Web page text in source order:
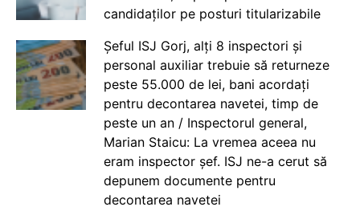
candidaților pe posturi titularizabile
Șeful ISJ Gorj, alți 8 inspectori și
personal auxiliar trebuie să returneze
peste 55.000 de lei, bani acordați
pentru decontarea navetei, timp de
peste un an / Inspectorul general,
Marian Staicu: La vremea aceea nu
eram inspector șef. ISJ ne-a cerut să
depunem documente pentru
decontarea navetei